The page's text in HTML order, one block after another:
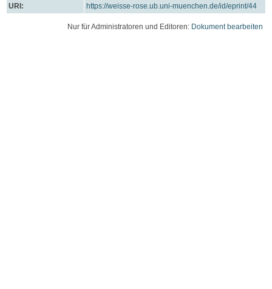
URI:
https://weisse-rose.ub.uni-muenchen.de/id/eprint/44
Nur für Administratoren und Editoren: Dokument bearbeiten